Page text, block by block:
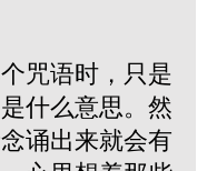
咒语时，只是
什么意思。然
诵出来就会有